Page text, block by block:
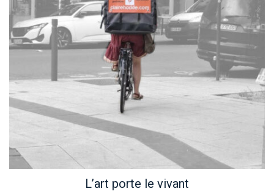
L’art porte le vivant